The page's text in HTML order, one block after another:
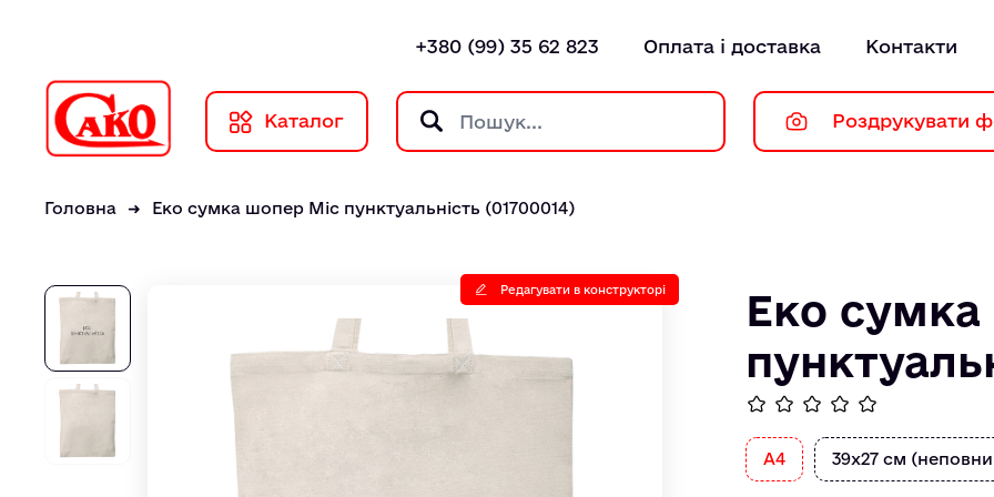
+380 (99) 35 62 823 Оплата і доставка Контакти
Каталог Роздрукувати
Головна Еко сумка шопер Мiс пунктуальнiсть (01700014)
Редагувати в конструкторі
Еко
A4 39х27 см